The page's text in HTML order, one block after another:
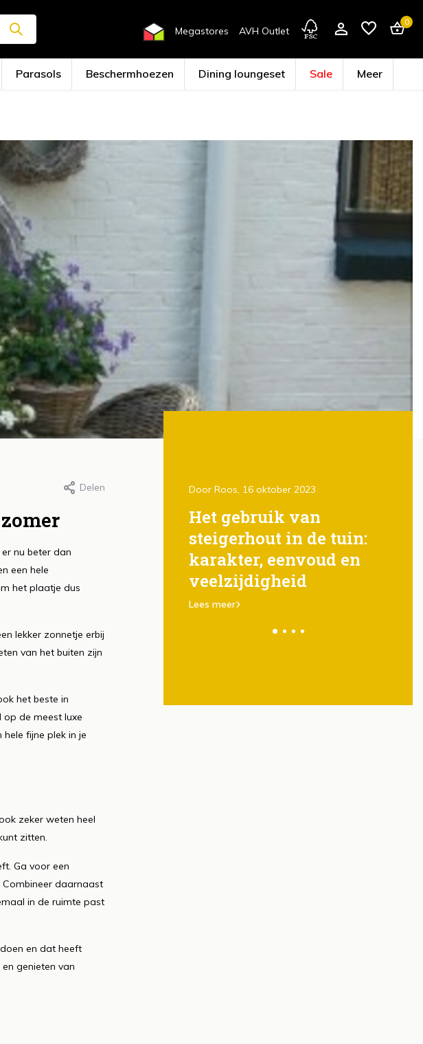
Megastores
AVH Outlet
Account aanmaken
0
Parasols Beschermhoezen Dining loungeset Sale Meer
Delen
nu beter dan
een hele
het plaatje dus
lekker zonnetje erbij
van het buiten zijn
het beste in
de meest luxe
fijne plek in je
zeker weten heel
zitten.
Ga voor een
Combineer daarnaast
in de ruimte past
en dat heeft
genieten van
Roos, 16 oktober 2023
belang van zonlicht
tot een gezonde
Door Roos, 16 oktober 2023
Het gebruik van
steigerhout in de tuin:
karakter, eenvoud en
veelzijdigheid
Lees meer